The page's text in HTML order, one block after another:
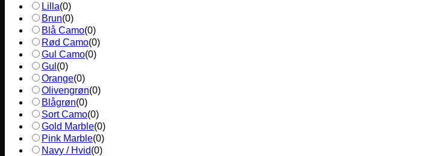
Lilla(0)
Brun(0)
Blå Camo(0)
Rød Camo(0)
Gul Camo(0)
Gul (0)
Orange(0)
Olivengrøn(0)
Blågrøn(0)
Sort Camo(0)
Gold Marble(0)
Pink Marble(0)
Navy / Hvid(0)